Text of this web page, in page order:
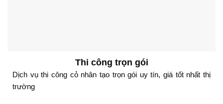
Thi công trọn gói
Dịch vụ thi công cỏ nhân tạo trọn gói uy tín, giá tốt nhất thị
trường